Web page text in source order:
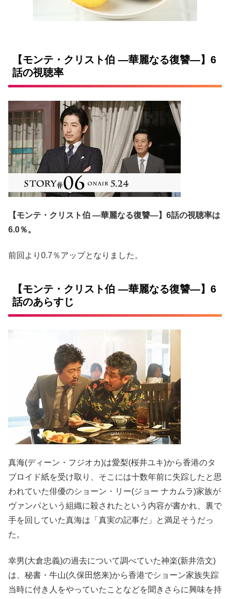
【モンテ・クリスト伯 ―華麗なる復讐―】6
話の視聴率
【モンテ・クリスト伯 ―華麗なる復讐―】6話の視聴率は
6.0％。
前回より0.7％アップとなりました。
【モンテ・クリスト伯 ―華麗なる復讐―】6
話のあらすじ
真海(ディーン・フジオカ)は愛梨(桜井ユキ)から香港のタ
ブロイド紙を受け取り、そこには十数年前に失踪したと思
われていた俳優のショーン・リー(ジョー ナカムラ)家族が
ヴァンパという組織に殺されたという内容が書かれ、裏で
手を回していた真海は「真実の記事だ」と満足そうだっ
た。
幸男(大倉忠義)の過去について調べていた神楽(新井浩文)
は、秘書・牛山(久保田悠来)から香港でショーン家族失踪
当時に付き人をやっていたことなどを聞きさらに興味を持